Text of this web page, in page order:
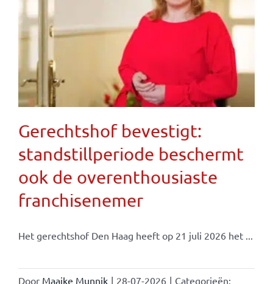
Gerechtshof bevestigt:
standstillperiode beschermt
ook de overenthousiaste
franchisenemer
Het gerechtshof Den Haag heeft op 21 juli 2026 het ...
Door Maaike Munnik | 28-07-2026 | Categorieën: